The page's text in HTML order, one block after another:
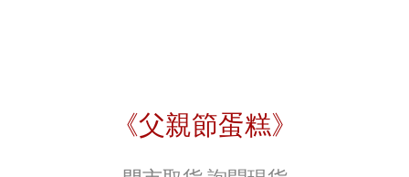
《父親節蛋糕》